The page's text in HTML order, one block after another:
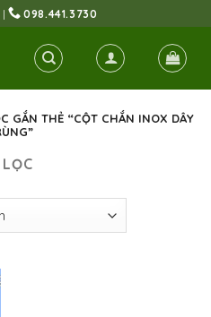
098.441.3730
GẮN THẺ “CỘT CHẮN INOX DÂY
LỌC